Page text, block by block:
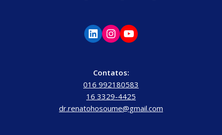
Contatos:
016 992180583
16 3329-4425
dr.renatohosoume@gmail.com